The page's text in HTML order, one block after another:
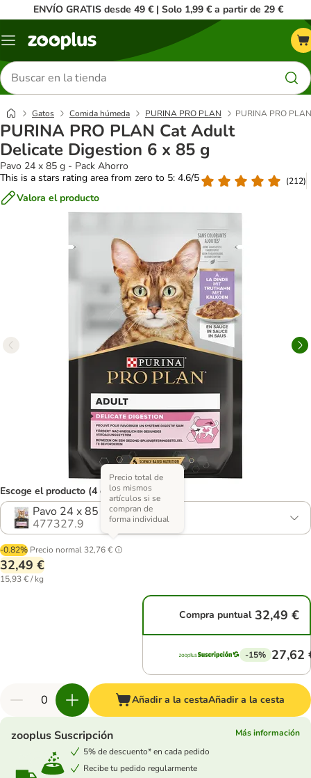
ENVÍO GRATIS desde 49 € | Solo 1,99 € a partir de 29 €
Menú
Buscar
productos
Gatos Comida húmeda PURINA PRO PLAN PURINA PRO
PURINA PRO PLAN Cat Adult
Delicate Digestion 6 x 85 g
Pavo 24 x 85 g - Pack Ahorro
This is a stars rating area from zero to 5: 4.6/5
(212)
Valora el producto
Escoge el producto (4 opciones)
Pavo 24 x 85 g - Pack Ahorro
477327.9
-0.82% Precio normal 32,76 €
Precio total de
los mismos
artículos si se
compran de
forma individual
32,49 €
15,93 € / kg
Compra puntual 32,49 €
-15% 27,62
Añadir a la cestaAñadir a la cesta
zooplus Suscripción
Más información
5% de descuento* en cada pedido
Recibe tu pedido regularmente